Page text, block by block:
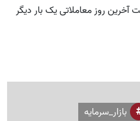
آخرین روز معاملاتی یک بار دیگر
بازار_سرمایه